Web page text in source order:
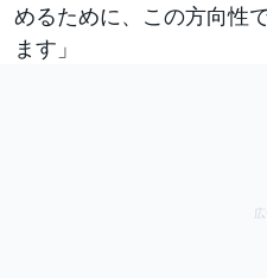
めるために、この方向性
ます」